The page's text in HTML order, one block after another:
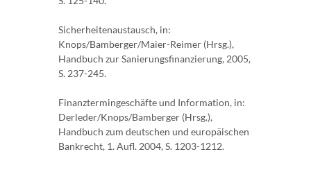
Sicherheitenaustausch, in:
Knops/Bamberger/Maier-Reimer (Hrsg.),
Handbuch zur Sanierungsfinanzierung, 2005,
S. 237-245.
Finanztermingeschäfte und Information, in:
Derleder/Knops/Bamberger (Hrsg.),
Handbuch zum deutschen und europäischen
Bankrecht, 1. Aufl. 2004, S. 1203-1212.